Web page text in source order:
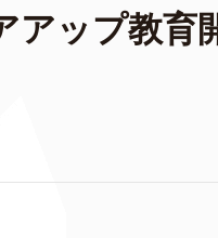
アップ教育